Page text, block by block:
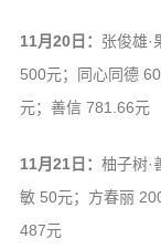
11月20日： 张俊雄·
500元；同心同德
元；善信 781.66元
11月21日： 柚子树·
敏 50元；方春丽
487元